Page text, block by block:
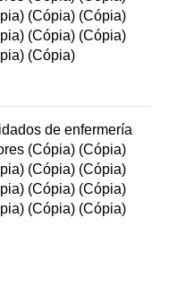
(Cópia) (Cópia)
(Cópia) (Cópia)
(Cópia)
de enfermería
(Cópia) (Cópia)
(Cópia) (Cópia)
(Cópia) (Cópia)
(Cópia) (Cópia)